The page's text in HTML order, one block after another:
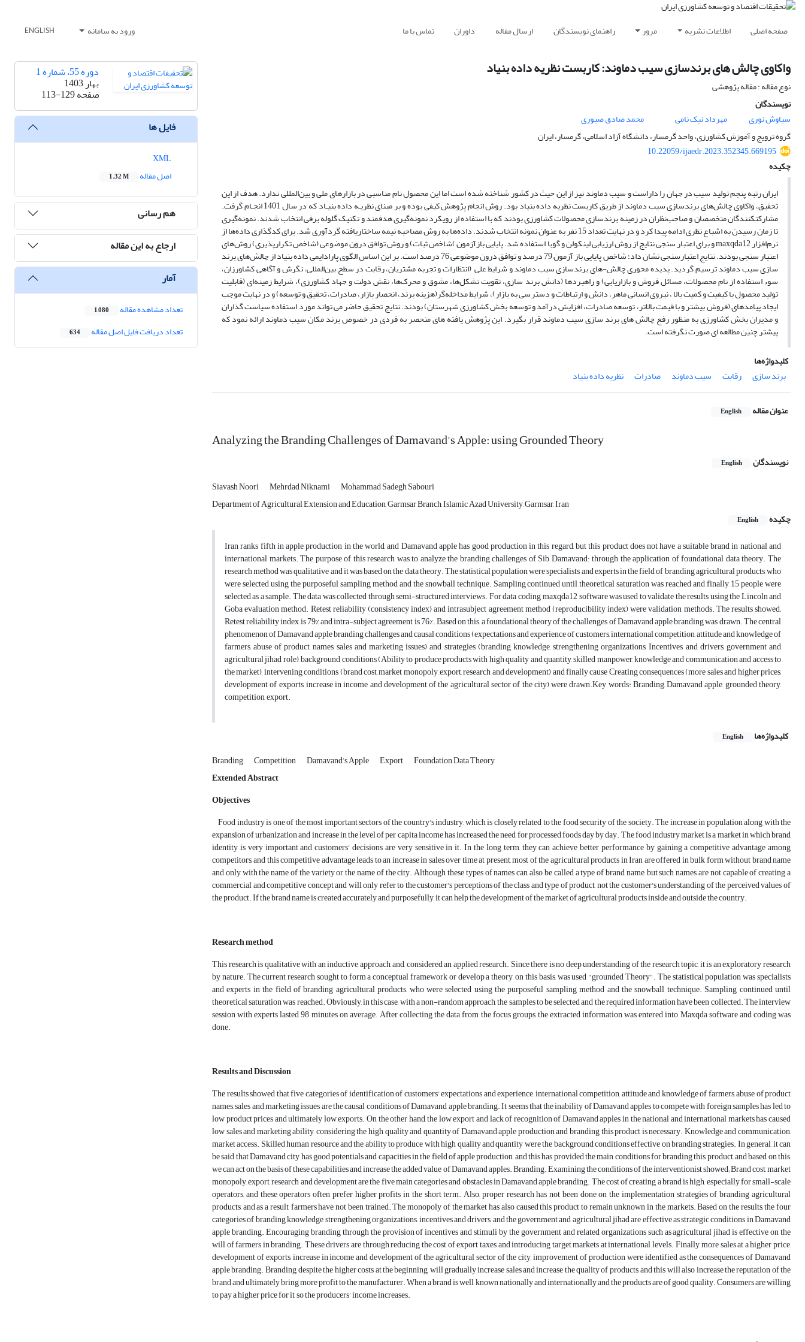
صفحه اصلی اطلاعات نشریه مرور راهنمای نویسندگان ارسال مقاله داوران تماس با ما ورود به سامانه ENGLISH
واکاوی چالش های برندسازی سیب دماوند: کاربست نظریه داده بنیاد
نوع مقاله : مقاله پژوهشی
نویسندگان
سیاوش نوری
مهرداد نیک نامی
محمد صادق صبوری
گروه ترویج و آموزش کشاورزی، واحد گرمسار، دانشگاه آزاد اسلامی، گرمسار، ایران
10.22059/ijaedr.2023.352345.669195
چکیده
ایران رتبه پنجم تولید سیب در جهان را داراست و سیب دماوند نیز از این حیث در کشور شناخته شده است اما این محصول نام مناسبی در بازارهای ملی و بین‌المللی ندارد. هدف از این
تحقیق، واکاوی چالش‌های برندسازی سیب دماوند از طریق کاربست نظریه داده بنیاد بود. روش انجام پژوهش کیفی بوده و بر مبنای نظریـه داده بنیـاد که در سال 1401 انجـام گرفت.
مشارکتکنندگان متخصصان و صاحب‌نظران در زمینه برندسازی محصولات کشاورزی بودند که با استفاده از رویکرد نمونه‌گیری هدفمند و تکنیک گلوله برفی انتخاب شدند. نمونه‌گیری
تا زمان رسیدن به اشباع نظری ادامه پیدا کرد و در نهایت تعداد 15 نفر به عنوان نمونه انتخاب شدند. داده‌ها به روش مصاحبه نیمه ساختاریافته گردآوری شد. برای کدگذاری داده‌ها از
نرم‌افزار maxqda12 و برای اعتبار سنجی نتایج از روش ارزیابی لینکولن و گوبا استفاده شد. پایایی بازآزمون )شاخص ثبات) و روش توافق درون موضوعی (شاخص تکرارپذیری) روش‌های
اعتبار سنجی بودند. نتایج اعتبارسنجی نشان داد؛ شاخص پایایی باز آزمون 79 درصد و توافق درون موضوعی 76 درصد است. بر این اساس الگوی پارادایمی داده بنیاد از چالش‌های برند
سازی سیب دماوند ترسیم گردید. پدیده محوری چالش-های برندسازی سیب دماوند و شرایط علی (انتظارات و تجربه مشتریان، رقابت در سطح بین‌المللی، نگرش و آگاهی کشاورزان،
سوء استفاده از نام محصولات، مسائل فروش و بازاریابی) و راهبردها (دانش برند سازی، تقویت تشکل‌ها، مشوق و محرک‌ها، نقش دولت و جهاد کشاورزی)، شرایط زمینه‌ای (قابلیت
تولید محصول با کیفیت و کمیت بالا ، نیروی انسانی ماهر، دانش و ارتباطات و دسترسی به بازار)، شرایط مداخله‌گر(هزینه برند، انحصار بازار، صادرات، تحقیق و توسعه) و در نهایت موجب
ایجاد پیامدهای (فروش بیشتر و با قیمت بالاتر، توسعه صادرات، افزایش درآمد و توسعه بخش کشاورزی شهرستان) بودند. نتایج تحقیق حاضر می تواند مورد استفاده سیاست گذاران
و مدیران بخش کشاورزی به منظور رفع چالش های برند سازی سیب دماوند قرار بگیرد. این پژوهش یافته های منحصر به فردی در خصوص برند مکان سیب دماوند ارائه نمود که
پیشتر چنین مطالعه ای صورت نگرفته است.
کلیدواژه‌ها
برند سازی
رقابت سیب دماوند صادرات نظریه داده بنیاد
عنوان مقاله English
Analyzing the Branding Challenges of Damavand’s Apple: using Grounded Theory
نویسندگان English
Siavash Noori Mehrdad Niknami
Mohammad Sadegh Sabouri
Department of Agricultural Extension and Education, Garmsar Branch, Islamic Azad University, Garmsar, Iran
چکیده
English
Iran ranks fifth in apple production in the world, and Damavand apple has good production in this regard, but this product does not have a suitable brand in national and
international markets. The purpose of this research was to analyze the branding challenges of Sib Damavand: through the application of foundational data theory. The
research method was qualitative and it was based on the data theory. The statistical population were specialists and experts in the field of branding agricultural products, who
were selected using the purposeful sampling method and the snowball technique. Sampling continued until theoretical saturation was reached and finally 15 people were
selected as a sample. The data was collected through semi-structured interviews. For data coding, maxqda12 software was used to validate the results using the Lincoln and
Goba evaluation method. Retest reliability (consistency index) and intrasubject agreement method (reproducibility index) were validation methods. The results showed;
Retest reliability index is 79% and intra-subject agreement is 76%. Based on this, a foundational theory of the challenges of Damavand apple branding was drawn. The central
phenomenon of Damavand apple branding challenges and causal conditions (expectations and experience of customers, international competition, attitude and knowledge of
farmers, abuse of product names, sales and marketing issues) and strategies (branding knowledge, strengthening organizations, Incentives and drivers, government and
agricultural jihad role), background conditions (Ability to produce products with high quality and quantity, skilled manpower, knowledge and communication and access to
the market), intervening conditions (brand cost, market monopoly, export, research and development) and finally cause Creating consequences (more sales and higher prices,
development of exports, increase in income and development of the agricultural sector of the city) were drawn.Key words: Branding, Damavand apple, grounded theory,
competition, export.
کلیدواژه‌ها English
Branding Competition Damavand’s Apple Export
Foundation Data Theory
Extended Abstract
Objectives
Food industry is one of the most important sectors of the country's industry, which is closely related to the food security of the society. The increase in population along with the
expansion of urbanization and increase in the level of per capita income has increased the need for processed foods day by day. The food industry market is a market in which brand
identity is very important and customers' decisions are very sensitive in it. In the long term, they can achieve better performance by gaining a competitive advantage among
competitors, and this competitive advantage leads to an increase in sales over time at present, most of the agricultural products in Iran are offered in bulk form without brand name
and only with the name of the variety or the name of the city. Although these types of names can also be called a type of brand name, but such names are not capable of creating a
commercial and competitive concept and will only refer to the customer's perceptions of the class and type of product, not the customer's understanding of the perceived values of
the product. If the brand name is created accurately and purposefully, it can help the development of the market of agricultural products inside and outside the country.
Research method
This research is qualitative with an inductive approach, and, considered an applied research. Since there is no deep understanding of the research topic, it is an exploratory research
by nature. The current research sought to form a conceptual framework or develop a theory, on this basis, was used "grounded Theory". The statistical population was specialists
and experts in the field of branding agricultural products, who were selected using the purposeful sampling method and the snowball technique. Sampling continued until
theoretical saturation was reached. Obviously, in this case, with a non-random approach, the samples to be selected and the required information have been collected. The interview
session with experts lasted 98 minutes on average. After collecting the data from the focus groups, the extracted information was entered into Maxqda software and coding was
done.
Results and Discussion
The results showed that five categories of identification of customers' expectations and experience, international competition, attitude and knowledge of farmers, abuse of product
names, sales and marketing issues are the causal conditions of Damavand apple branding. It seems that the inability of Damavand apples to compete with foreign samples has led to
low product prices and ultimately low exports. On the other hand, the low export and lack of recognition of Damavand apples in the national and international markets has caused
low sales and marketing ability, considering the high quality and quantity of Damavand apple production and branding this product is necessary. Knowledge and communication,
market access. Skilled human resource and the ability to produce with high quality and quantity were the background conditions effective on branding strategies. In general, it can
be said that Damavand city has good potentials and capacities in the field of apple production, and this has provided the main conditions for branding this product, and based on this,
we can act on the basis of these capabilities and increase the added value of Damavand apples. Branding. Examining the conditions of the interventionist showed; Brand cost, market
monopoly, export, research and development are the five main categories and obstacles in Damavand apple branding. The cost of creating a brand is high, especially for small-scale
operators, and these operators often prefer higher profits in the short term. Also, proper research has not been done on the implementation strategies of branding agricultural
products, and as a result, farmers have not been trained. The monopoly of the market has also caused this product to remain unknown in the markets. Based on the results, the four
categories of branding knowledge, strengthening organizations, incentives and drivers, and the government and agricultural jihad are effective as strategic conditions in Damavand
apple branding. Encouraging branding through the provision of incentives and stimuli by the government and related organizations such as agricultural jihad is effective on the
will of farmers in branding. These drivers are through reducing the cost of export taxes and introducing target markets at international levels. Finally, more sales at a higher price,
development of exports, increase in income and development of the agricultural sector of the city, improvement of production were identified as the consequences of Damavand
apple branding. Branding, despite the higher costs at the beginning, will gradually increase sales and increase the quality of products, and this will also increase the reputation of the
brand and ultimately bring more profit to the manufacturer. When a brand is well known nationally and internationally and the products are of good quality. Consumers are willing
to pay a higher price for it, so the producers' income increases.
دوره 55، شماره 1
بهار 1403
صفحه113-129
فایل ها
اصل مقاله
1.32 M
هم رسانی
ارجاع به این مقاله
آمار
تعداد مشاهده مقاله 1,080
تعداد دریافت فایل اصل مقاله 634